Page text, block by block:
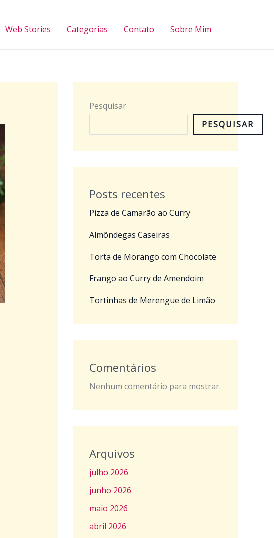
Web Stories Categorias Contato Sobre Mim
Pesquisar
PESQUISAR
Posts recentes
Pizza de Camarão ao Curry
Almôndegas Caseiras
Torta de Morango com Chocolate
Frango ao Curry de Amendoim
Tortinhas de Merengue de Limão
Comentários
Nenhum comentário para mostrar.
Arquivos
julho 2026
junho 2026
maio 2026
abril 2026